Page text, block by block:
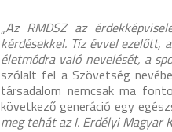
„Az RMDSZ az
kérdésekkel. Tíz évvel ezelőtt,
életmódra való nevelését, a
szólalt fel a Szövetség
társadalom nemcsak ma
következő generáció egy
meg tehát az I. Erdélyi Magyar